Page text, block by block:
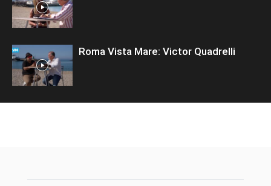
Roma Vista Mare: Victor Quadrelli